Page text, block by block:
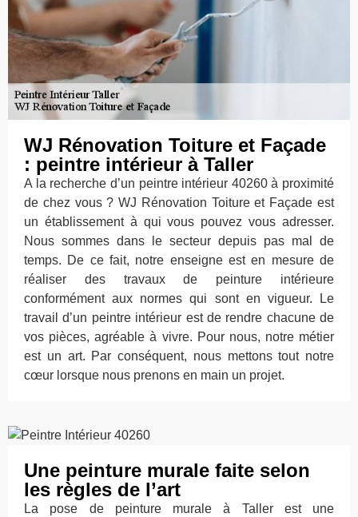
WJ Rénovation Toiture et Façade
: peintre intérieur à Taller
A la recherche d’un peintre intérieur 40260 à proximité
de chez vous ? WJ Rénovation Toiture et Façade est
un établissement à qui vous pouvez vous adresser.
Nous sommes dans le secteur depuis pas mal de
temps. De ce fait, notre enseigne est en mesure de
réaliser des travaux de peinture intérieure
conformément aux normes qui sont en vigueur. Le
travail d’un peintre intérieur est de rendre chacune de
vos pièces, agréable à vivre. Pour nous, notre métier
est un art. Par conséquent, nous mettons tout notre
cœur lorsque nous prenons en main un projet.
Une peinture murale faite selon
les règles de l’art
La pose de peinture murale à Taller est une